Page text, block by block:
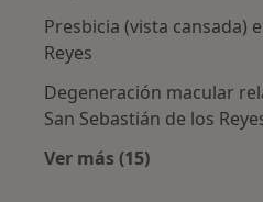
Presbicia (vista cansada)
Reyes
Degeneración macular
San Sebastián de los
Ver más (15)